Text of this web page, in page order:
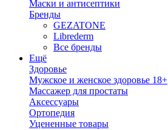
Маски и антисептики
Бренды
GEZATONE
Librederm
Все бренды
Ещё
Здоровье
Мужское и женское здоровье 18+
Массажер для простаты
Аксессуары
Ортопедия
Уцененные товары